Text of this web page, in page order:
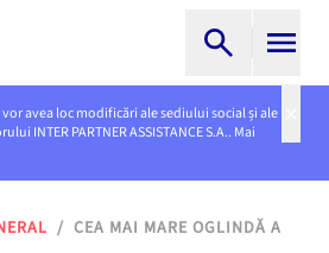
avea loc modificări ale sediului social și ale
INTER PARTNER ASSISTANCE S.A.. Mai
/ CEA MAI MARE OGLINDĂ A